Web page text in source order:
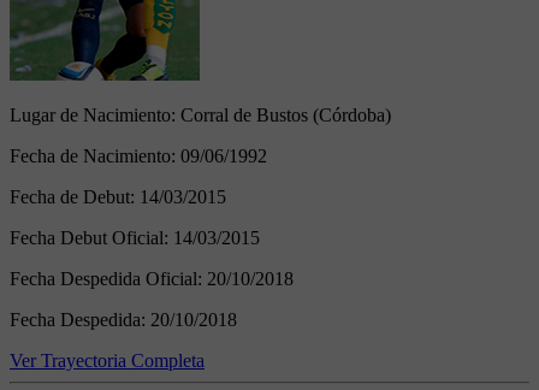
Lugar de Nacimiento: Corral de Bustos (Córdoba)
Fecha de Nacimiento: 09/06/1992
Fecha de Debut: 14/03/2015
Fecha Debut Oficial: 14/03/2015
Fecha Despedida Oficial: 20/10/2018
Fecha Despedida: 20/10/2018
Ver Trayectoria Completa